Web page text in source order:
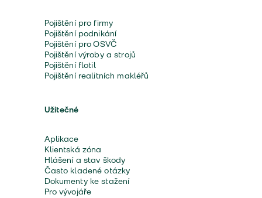
Pojištění pro firmy
Pojištění podnikání
Pojištění pro OSVČ
Pojištění výroby a strojů
Pojištění flotil
Pojištění realitních makléřů
Užitečné
Aplikace
Klientská zóna
Hlášení a stav škody
Často kladené otázky
Dokumenty ke stažení
Pro vývojáře